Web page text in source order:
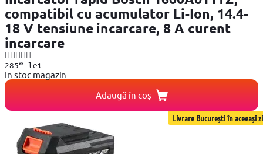
compatibil cu acumulator Li-Ion, 14.4-
18 V tensiune incarcare, 8 A curent
incarcare
28599lei
In stoc magazin
Adaugă în coș
Livrare București în aceeași zi